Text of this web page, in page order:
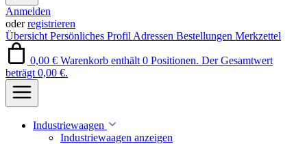
Anmelden
oderregistrieren
Übersicht Persönliches Profil Adressen Bestellungen Merkzettel
0,00 € Warenkorb enthält 0 Positionen. Der Gesamtwert
beträgt 0,00 €.
Industriewaagen
Industriewaagen anzeigen